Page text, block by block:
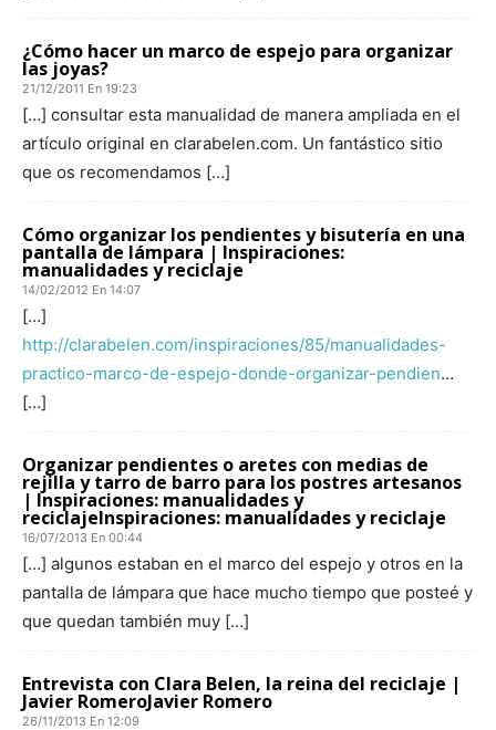
¿Cómo hacer un marco de espejo para organizar
las joyas?
21/12/2011 En 19:23
[…] consultar esta manualidad de manera ampliada en el
artículo original en clarabelen.com. Un fantástico sitio
que os recomendamos […]
Cómo organizar los pendientes y bisutería en una
pantalla de lámpara | Inspiraciones:
manualidades y reciclaje
14/02/2012 En 14:07
[…]
http://clarabelen.com/inspiraciones/85/manualidades-
practico-marco-de-espejo-donde-organizar-pendien…
[…]
Organizar pendientes o aretes con medias de
rejilla y tarro de barro para los postres artesanos
| Inspiraciones: manualidades y
reciclajeInspiraciones: manualidades y reciclaje
16/07/2013 En 00:44
[…] algunos estaban en el marco del espejo y otros en la
pantalla de lámpara que hace mucho tiempo que posteé y
que quedan también muy […]
Entrevista con Clara Belen, la reina del reciclaje |
Javier RomeroJavier Romero
26/11/2013 En 12:09